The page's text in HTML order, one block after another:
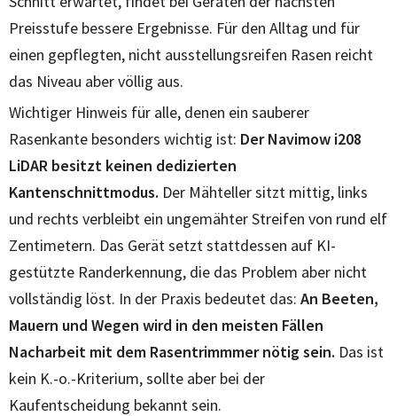
Preisstufe bessere Ergebnisse. Für den Alltag und für
einen gepflegten, nicht ausstellungsreifen Rasen reicht
das Niveau aber völlig aus.
Wichtiger Hinweis für alle, denen ein sauberer
Rasenkante besonders wichtig ist: Der Navimow i208
LiDAR besitzt keinen dedizierten
Kantenschnittmodus. Der Mähteller sitzt mittig, links
und rechts verbleibt ein ungemähter Streifen von rund elf
Zentimetern. Das Gerät setzt stattdessen auf KI-
gestützte Randerkennung, die das Problem aber nicht
vollständig löst. In der Praxis bedeutet das: An Beeten,
Mauern und Wegen wird in den meisten Fällen
Nacharbeit mit dem Rasentrimmmer nötig sein. Das ist
kein K.-o.-Kriterium, sollte aber bei der
Kaufentscheidung bekannt sein.